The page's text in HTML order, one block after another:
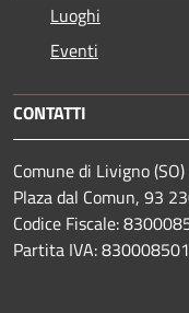
Luoghi
Eventi
CONTATTI
Comune di Livigno (SO)
Plaza dal Comun, 93
Codice Fiscale:
Partita IVA: